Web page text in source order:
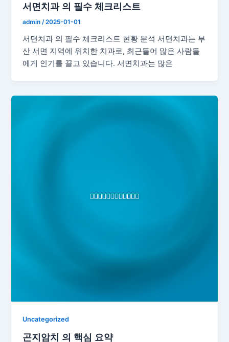
서면치과 의 필수 체크리스트
admin/2025-01-01
서면치과 의 필수 체크리스트 현황 분석 서면치과는 부
산 서면 지역에 위치한 치과로, 최근들어 많은 사람들
에게 인기를 끌고 있습니다. 서면치과는 많은
Uncategorized
곤지암치 의 핵심 요약